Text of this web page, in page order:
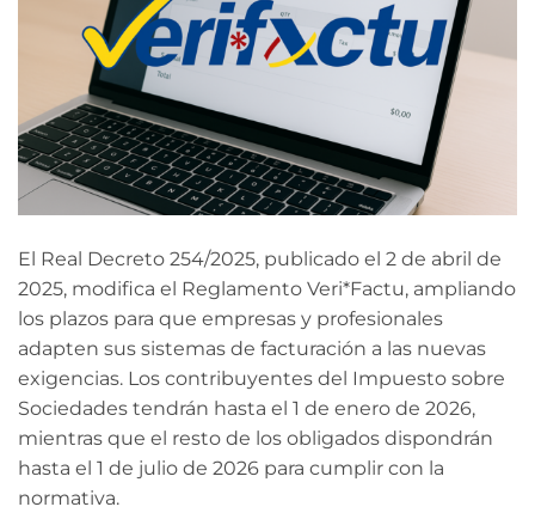
El Real Decreto 254/2025, publicado el 2 de abril de
2025, modifica el Reglamento Veri*Factu, ampliando
los plazos para que empresas y profesionales
adapten sus sistemas de facturación a las nuevas
exigencias. Los contribuyentes del Impuesto sobre
Sociedades tendrán hasta el 1 de enero de 2026,
mientras que el resto de los obligados dispondrán
hasta el 1 de julio de 2026 para cumplir con la
normativa.